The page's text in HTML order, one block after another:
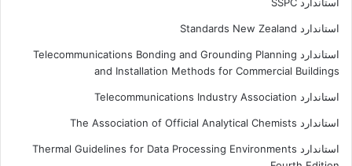
استاندارد Standards New Zealand
استاندارد Telecommunications Bonding and Grounding Planning
and Installation Methods for Commercial Buildings
استاندارد Telecommunications Industry Association
استاندارد The Association of Official Analytical Chemists
استاندارد Thermal Guidelines for Data Processing Environments